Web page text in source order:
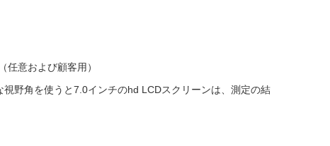
意および顧客用）
野角を使うと7.0インチのhd LCDスクリーンは、測定の結